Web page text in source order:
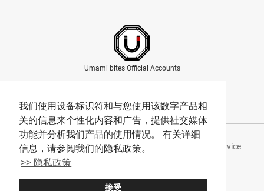
我们使用设备标识符和与您使用该数字产品相
关的信息来个性化内容和广告，提供社交媒体
功能并分析我们产品的使用情况。 有关详细
信息，请参阅我们的隐私政策。
>> 隐私政策
接受
Umami bites Official Accounts
About Umami bites Privacy Policy
Terms of Service